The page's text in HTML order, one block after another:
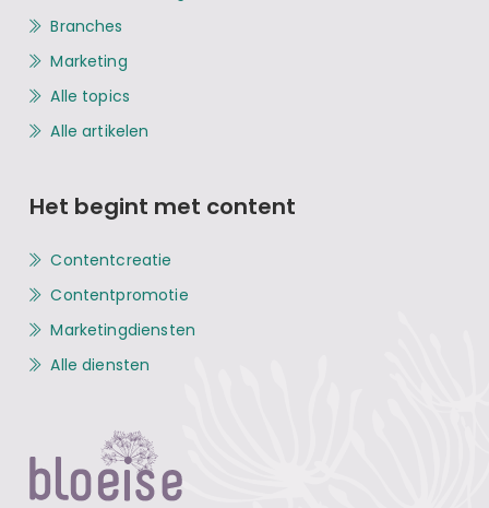
Branches
Marketing
Alle topics
Alle artikelen
Het begint met content
Contentcreatie
Contentpromotie
Marketingdiensten
Alle diensten